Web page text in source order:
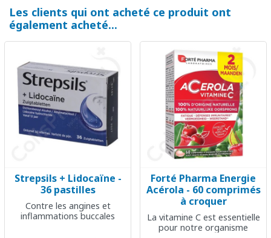
Les clients qui ont acheté ce produit ont
également acheté...
Strepsils + Lidocaïne -
36 pastilles
Contre les angines et
inflammations buccales
Forté Pharma Energie
Acérola - 60 comprimés
à croquer
La vitamine C est essentielle
pour notre organisme